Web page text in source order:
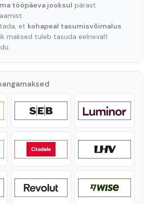
tööpäeva jooksul pärast
et kohapeal tasumisvõimalus
maksed tuleb tasuda eelnevalt